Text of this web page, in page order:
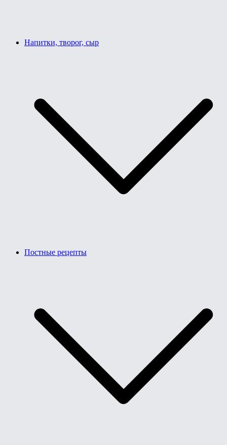
Напитки, творог, сыр
Постные рецепты